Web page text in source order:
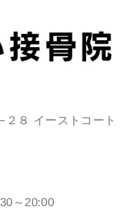
８ イーストコート
～20:00